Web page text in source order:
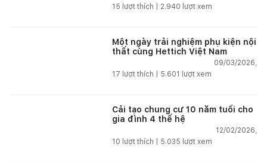
15 lượt thích | 2.940 lượt xem
Một ngày trải nghiệm phụ kiện nội
thất cùng Hettich Việt Nam
09/03/2026,
17 lượt thích | 5.601 lượt xem
Cải tạo chung cư 10 năm tuổi cho
gia đình 4 thế hệ
12/02/2026,
10 lượt thích | 5.035 lượt xem